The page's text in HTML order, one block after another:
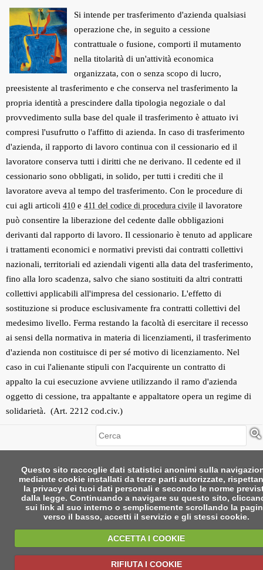
Si intende per trasferimento d'azienda qualsiasi
operazione che, in seguito a cessione
contrattuale o fusione, comporti il mutamento
nella titolarità di un'attività economica
organizzata, con o senza scopo di lucro,
preesistente al trasferimento e che conserva nel trasferimento la
propria identità a prescindere dalla tipologia negoziale o dal
provvedimento sulla base del quale il trasferimento è attuato ivi
compresi l'usufrutto o l'affitto di azienda. In caso di trasferimento
d'azienda, il rapporto di lavoro continua con il cessionario ed il
lavoratore conserva tutti i diritti che ne derivano. Il cedente ed il
cessionario sono obbligati, in solido, per tutti i crediti che il
lavoratore aveva al tempo del trasferimento. Con le procedure di
cui agli articoli 410 e 411 del codice di procedura civile il lavoratore
può consentire la liberazione del cedente dalle obbligazioni
derivanti dal rapporto di lavoro. Il cessionario è tenuto ad applicare
i trattamenti economici e normativi previsti dai contratti collettivi
nazionali, territoriali ed aziendali vigenti alla data del trasferimento,
fino alla loro scadenza, salvo che siano sostituiti da altri contratti
collettivi applicabili all'impresa del cessionario. L'effetto di
sostituzione si produce esclusivamente fra contratti collettivi del
medesimo livello. Ferma restando la facoltà di esercitare il recesso
ai sensi della normativa in materia di licenziamenti, il trasferimento
d'azienda non costituisce di per sé motivo di licenziamento. Nel
caso in cui l'alienante stipuli con l'acquirente un contratto di
appalto la cui esecuzione avviene utilizzando il ramo d'azienda
oggetto di cessione, tra appaltante e appaltatore opera un regime di
solidarietà. (Art. 2212 cod.civ.)
Cerca
Questo sito raccoglie dati statistici anonimi sulla
mediante cookie installati da terze parti autorizzate,
la privacy dei tuoi dati personali e secondo le norme
dalla legge. Continuando a navigare su questo sito,
sui link al suo interno o semplicemente scrollando la
verso il basso, accetti il servizio e gli stessi cookie.
ACCETTA I COOKIE
RIFIUTA I COOKIE